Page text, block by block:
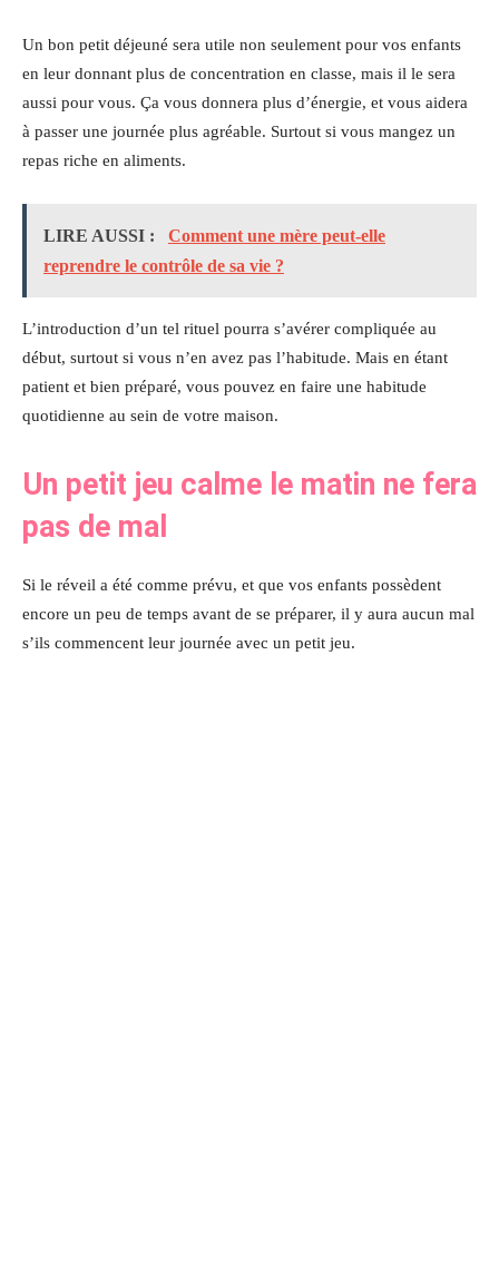
Un bon petit déjeuné sera utile non seulement pour vos enfants
en leur donnant plus de concentration en classe, mais il le sera
aussi pour vous. Ça vous donnera plus d’énergie, et vous aidera
à passer une journée plus agréable. Surtout si vous mangez un
repas riche en aliments.
LIRE AUSSI :
Comment une mère peut-elle
reprendre le contrôle de sa vie ?
L’introduction d’un tel rituel pourra s’avérer compliquée au
début, surtout si vous n’en avez pas l’habitude. Mais en étant
patient et bien préparé, vous pouvez en faire une habitude
quotidienne au sein de votre maison.
Un petit jeu calme le matin ne fera
pas de mal
Si le réveil a été comme prévu, et que vos enfants possèdent
encore un peu de temps avant de se préparer, il y aura aucun mal
s’ils commencent leur journée avec un petit jeu.